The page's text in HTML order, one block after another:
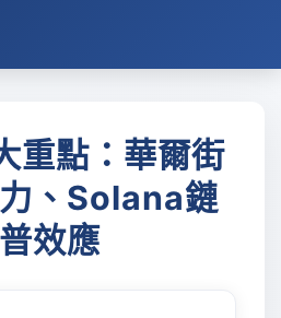
重點：華爾街
、Solana鏈
效應